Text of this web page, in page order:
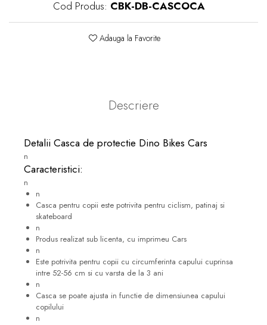
Cod Produs: CBK-DB-CASCOCA
Adauga la Favorite
Descriere
Detalii Casca de protectie Dino Bikes Cars
n
Caracteristici:
n
n
Casca pentru copii este potrivita pentru ciclism, patinaj si
skateboard
n
Produs realizat sub licenta, cu imprimeu Cars
n
Este potrivita pentru copii cu circumferinta capului cuprinsa
intre 52-56 cm si cu varsta de la 3 ani
n
Casca se poate ajusta in functie de dimensiunea capului
copilului
n